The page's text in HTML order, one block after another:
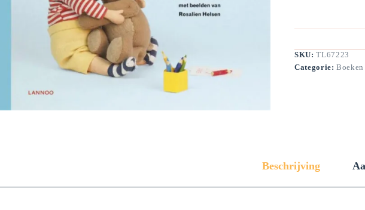
SKU:TL67223
Categorie:Boeken
Beschrijving